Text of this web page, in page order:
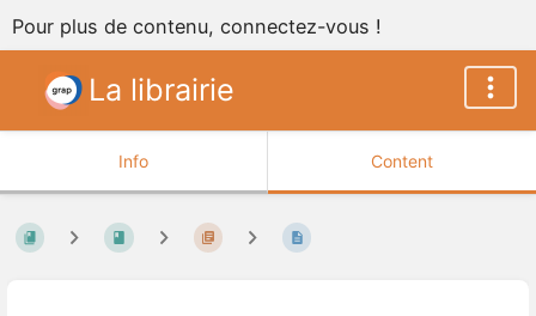
Pour plus de contenu, connectez-vous !
La librairie
Info Content